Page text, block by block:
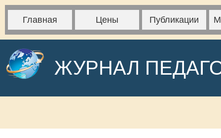
Главная Цены Публикации
ЖУРНАЛ